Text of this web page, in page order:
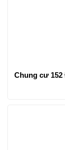
Chung cư